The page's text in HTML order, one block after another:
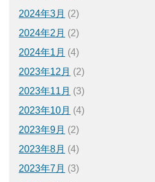
2024年3月 (2)
2024年2月 (2)
2024年1月 (4)
2023年12月 (2)
2023年11月 (3)
2023年10月 (4)
2023年9月 (2)
2023年8月 (4)
2023年7月 (3)